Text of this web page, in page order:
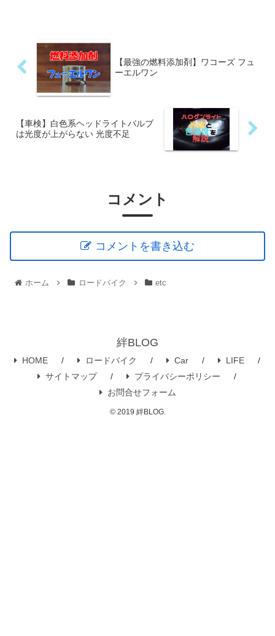
【最強の燃料添加剤】ワコーズ フュ
ーエルワン
【車検】白色系ヘッドライトバルブ
は光度が上がらない 光度不足
コメント
コメントを書き込む
ホーム ロードバイク etc
絆BLOG
HOME ロードバイク Car
LIFE
サイトマップ
プライバシーポリシー
お問合せフォーム
© 2019 絆BLOG.